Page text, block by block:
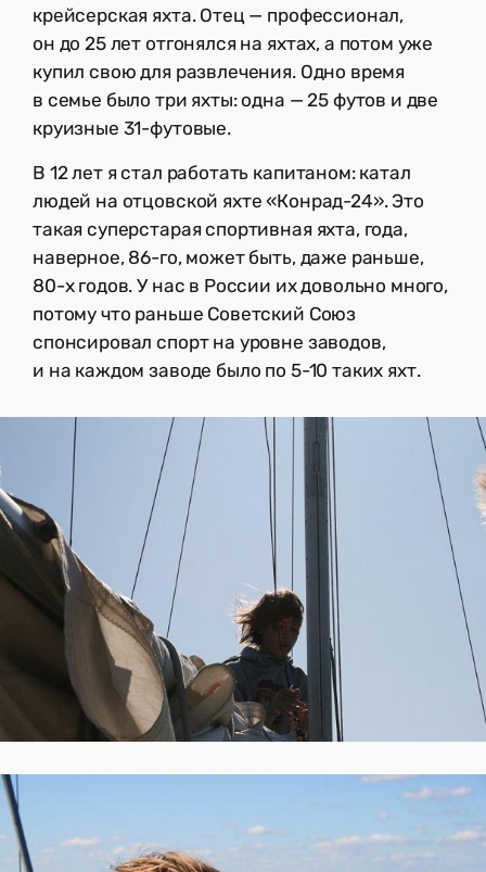
крейсерская яхта. Отец — профессионал,
он до 25 лет отгонялся на яхтах, а потом уже
купил свою для развлечения. Одно время
в семье было три яхты: одна — 25 футов и две
круизные 31-футовые.
В 12 лет я стал работать капитаном: катал
людей на отцовской яхте «Конрад-24». Это
такая суперстарая спортивная яхта, года,
наверное, 86-го, может быть, даже раньше,
80-х годов. У нас в России их довольно много,
потому что раньше Советский Союз
спонсировал спорт на уровне заводов,
и на каждом заводе было по 5-10 таких яхт.